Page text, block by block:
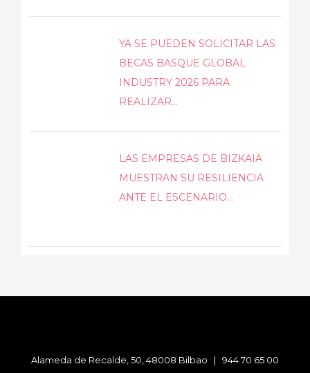
YA SE PUEDEN SOLICITAR LAS
BECAS BASQUE GLOBAL
INDUSTRY 2026 PARA
REALIZAR...
LAS EMPRESAS DE BIZKAIA
MUESTRAN SU RESILIENCIA
ANTE EL ESCENARIO...
Alameda de Recalde, 50, 48008 Bilbao | 944 70 65 00